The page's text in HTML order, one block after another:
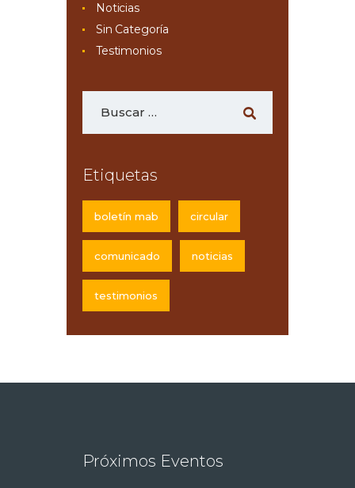
Noticias
Sin Categoría
Testimonios
Etiquetas
boletín mab circular
comunicado noticias
testimonios
Próximos Eventos